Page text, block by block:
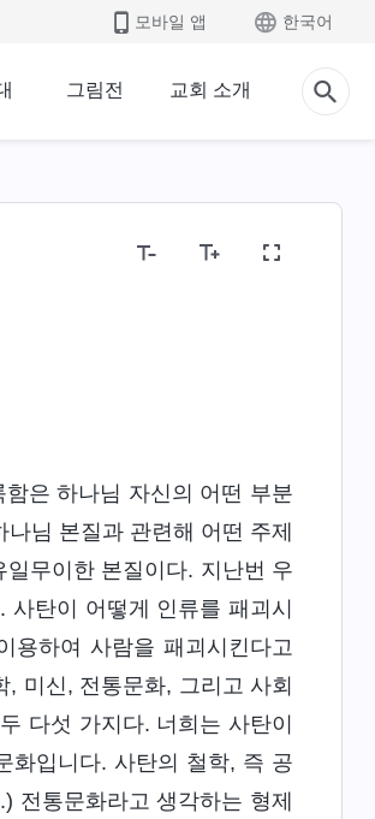
모바일 앱 한국어
그림전 교회 소개
은 하나님 자신의 어떤 부분
님 본질과 관련해 어떤 주제
무이한 본질이다. 지난번 우
탄이 어떻게 인류를 패괴시
용하여 사람을 패괴시킨다고
미신, 전통문화, 그리고 사회
다섯 가지다. 너희는 사탄이
화입니다. 사탄의 철학, 즉 공
전통문화라고 생각하는 형제